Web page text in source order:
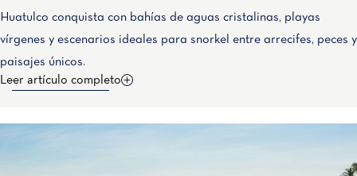
Huatulco conquista con bahías de aguas cristalinas, playas
vírgenes y escenarios ideales para snorkel entre arrecifes, peces y
paisajes únicos.
Leer artículo completo